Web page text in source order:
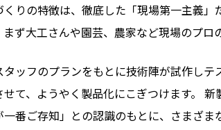
くりの特徴は、徹底した「現場第一主義
ず大工さんや園芸、農家など現場のプロ
タッフのプランをもとに技術陣が試作し
て、ようやく製品化にこぎつけます。
一番ご存知」との認識のもとに、さまざ